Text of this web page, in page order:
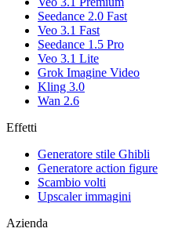
Seedance 2.0 Fast
Veo 3.1 Fast
Seedance 1.5 Pro
Veo 3.1 Lite
Grok Imagine Video
Kling 3.0
Wan 2.6
Effetti
Generatore stile Ghibli
Generatore action figure
Scambio volti
Upscaler immagini
Azienda